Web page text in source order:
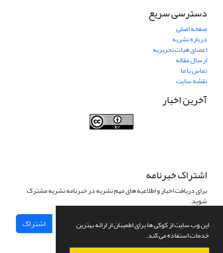
این وب سایت از کوکی ها برای اطمینان از ارائه بهترین
خدمات استفاده می کند.
دسترسی سریع
صفحه اصلی
درباره نشریه
اعضای هیات تحریریه
ارسال مقاله
تماس با ما
نقشه سایت
آخرین اخبار
اشتراک خبرنامه
برای دریافت اخبار و اطلاعیه های مهم نشریه در خبرنامه نشریه مشترک
شوید.
اشتراک